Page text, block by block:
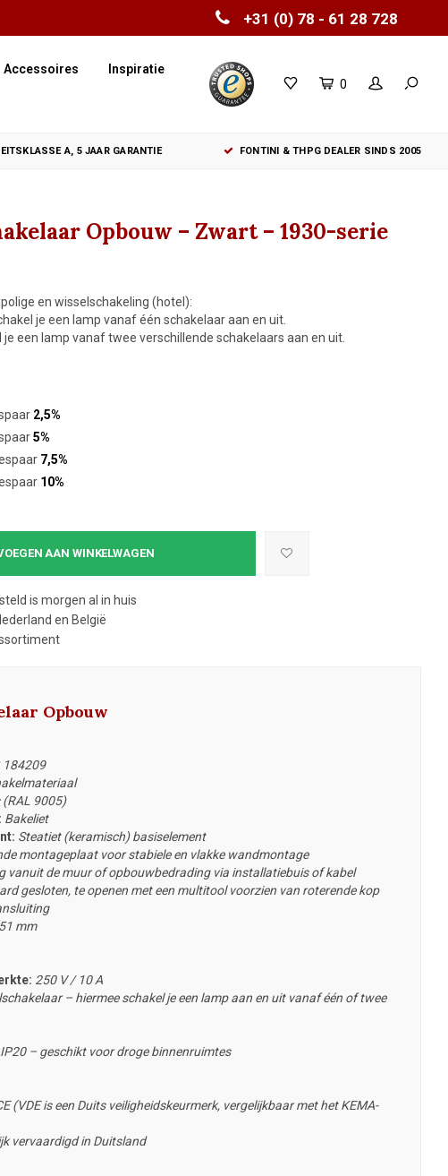
+31 (0) 78 - 61 28 728
Accessoires Inspiratie
0
A, 5 JAAR GARANTIE FONTINI & THPG DEALER SINDS 2005
Opbouw – Zwart – 1930-serie
en wisselschakeling (hotel):
je een lamp vanaf één schakelaar aan en uit.
een lamp vanaf twee verschillende schakelaars aan en uit.
2,5%
5%
7,5%
10%
AAN WINKELWAGEN
is morgen al in huis
en België
Opbouw
184209
9005)
Bakeliet
Steatiet (keramisch) basiselement
montageplaat voor stabiele en vlakke wandmontage
vanuit de muur of opbouwbedrading via installatiebuis of kabel
gesloten, te openen met een multitool voorzien van roterende kop
mm
250 V / 10 A
– hiermee schakel je een lamp aan en uit vanaf één of twee
IP20 – geschikt voor droge binnenruimtes
(VDE is een Duits veiligheidskeurmerk, vergelijkbaar met het KEMA-
vervaardigd in Duitsland